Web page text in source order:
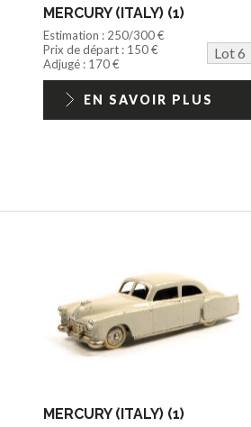
MERCURY (ITALY) (1)
Estimation : 250/300 €
Prix de départ : 150 €
Lot 6
Adjugé : 170 €
EN SAVOIR PLUS
MERCURY (ITALY) (1)